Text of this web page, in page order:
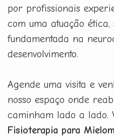
por profissionais
com uma atuação ética,
fundamentada na
desenvolvimento.
Agende uma visita e
nosso espaço onde
caminham lado a lado.
Fisioterapia para